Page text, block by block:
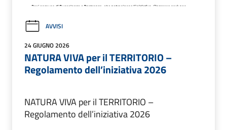
AVVISI
24 GIUGNO 2026
NATURA VIVA per il TERRITORIO –
Regolamento dell’iniziativa 2026
NATURA VIVA per il TERRITORIO –
Regolamento dell’iniziativa 2026